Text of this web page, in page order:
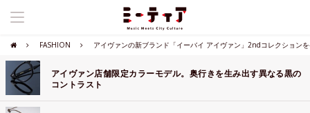
FASHION アイヴァンの新ブランド「イーバイ アイヴァン」2ndコレクション
アイヴァン店舗限定カラーモデル。奥行きを生み出す異なる黒の
コントラスト